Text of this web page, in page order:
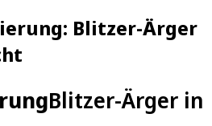
Blitzer-Ärger
Blitzer-Ärger in